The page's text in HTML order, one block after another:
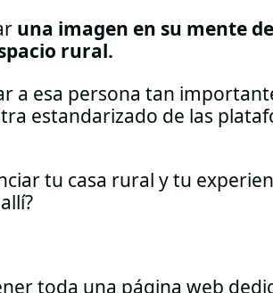
una imagen en su mente
rural.
a esa persona tan
estandarizado de las
tu casa rural y tu
toda una página web